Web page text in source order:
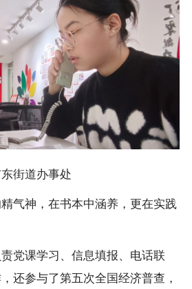
街道办事处
气神，在书本中涵养，更在实践
党课学习、信息填报、电话联
还参与了第五次全国经济普查，